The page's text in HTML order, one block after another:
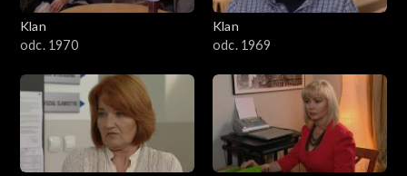
Klan
odc. 1970
Klan
odc. 1969